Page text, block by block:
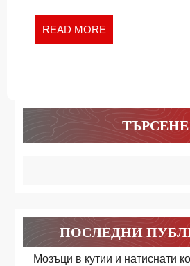
READ MORE
MORE
ТЪРСЕНЕ
ПОСЛЕДНИ
Мозъци в кутии и натиснати